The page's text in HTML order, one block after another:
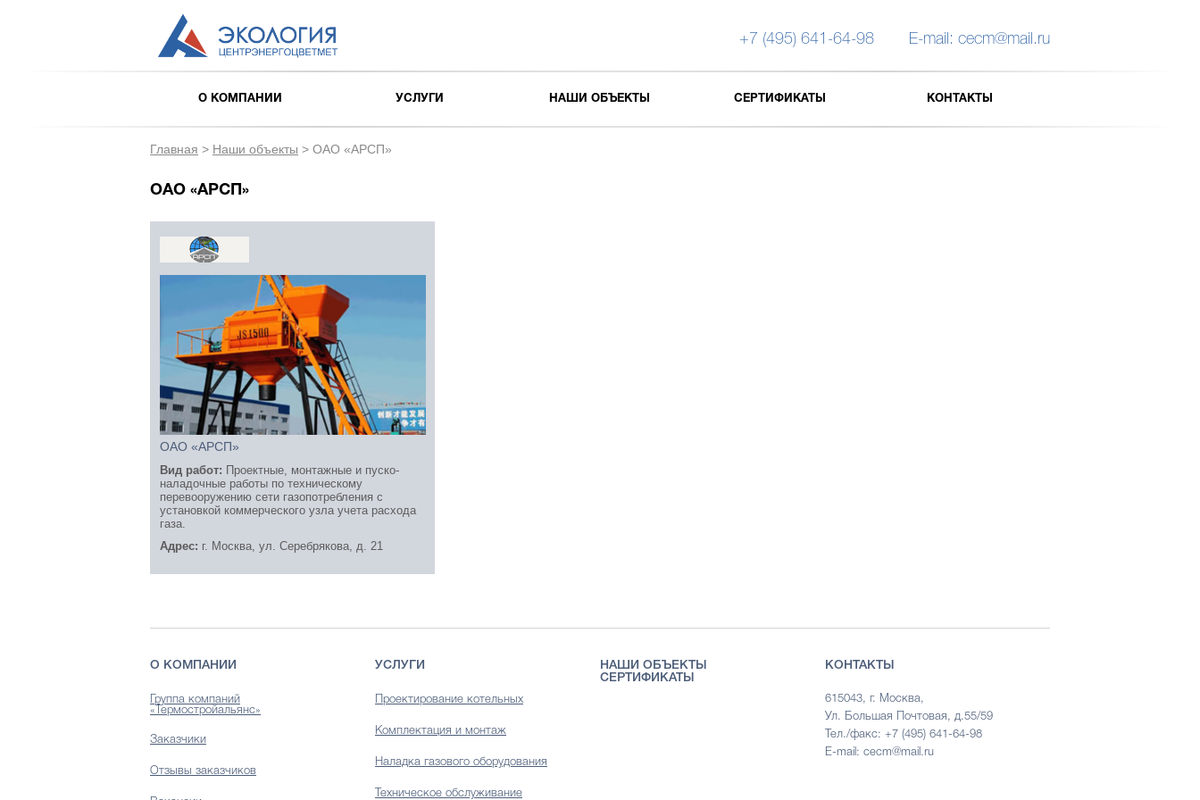
+7 (495) 641-64-98 E-mail: cecm@mail.ru
О КОМПАНИИ УСЛУГИ НАШИ ОБЪЕКТЫ СЕРТИФИКАТЫ КОНТАКТЫ
Главная > Наши объекты > ОАО «АРСП»
ОАО «АРСП»
ОАО «АРСП»
Вид работ: Проектные, монтажные и пуско-
наладочные работы по техническому
перевооружению сети газопотребления с
установкой коммерческого узла учета расхода
газа.
Адрес: г. Москва, ул. Серебрякова, д. 21
О КОМПАНИИ
Группа компаний
«Термостройальянс»
Заказчики
Отзывы заказчиков
УСЛУГИ
Проектирование котельных
Комплектация и монтаж
Наладка газового оборудования
Техническое обслуживание
НАШИ ОБЪЕКТЫ
СЕРТИФИКАТЫ
КОНТАКТЫ
615043, г. Москва,
Ул. Большая Почтовая, д.55/59
Тел./факс: +7 (495) 641-64-98
E-mail: cecm@mail.ru